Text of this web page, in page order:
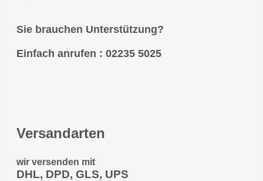
Sie brauchen Unterstützung?
Einfach anrufen : 02235 5025
Versandarten
wir versenden mit
DHL, DPD, GLS, UPS